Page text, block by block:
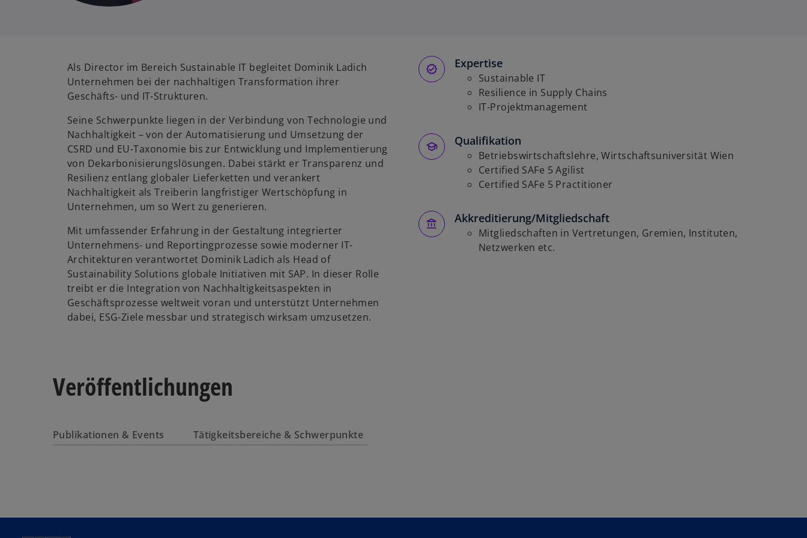
n
e
e
r
n
e
u
e
e
g
i
s
t
e
r
ö
Als Director im Bereich Sustainable IT begleitet Dominik Ladich
Unternehmen bei der nachhaltigen Transformation ihrer
Geschäfts- und IT-Strukturen.
Seine Schwerpunkte liegen in der Verbindung von Technologie und
Nachhaltigkeit – von der Automatisierung und Umsetzung der
CSRD und EU-Taxonomie bis zur Entwicklung und Implementierung
von Dekarbonisierungslösungen. Dabei stärkt er Transparenz und
Resilienz entlang globaler Lieferketten und verankert
Nachhaltigkeit als Treiberin langfristiger Wertschöpfung in
Unternehmen, um so Wert zu generieren.
Mit umfassender Erfahrung in der Gestaltung integrierter
Unternehmens- und Reportingprozesse sowie moderner IT-
Architekturen verantwortet Dominik Ladich als Head of
Sustainability Solutions globale Initiativen mit SAP. In dieser Rolle
treibt er die Integration von Nachhaltigkeitsaspekten in
Geschäftsprozesse weltweit voran und unterstützt Unternehmen
dabei, ESG-Ziele messbar und strategisch wirksam umzusetzen.
Expertise
Sustainable IT
Resilience in Supply Chains
IT-Projektmanagement
Qualifikation
Betriebswirtschaftslehre, Wirtschaftsuniversität Wien
Certified SAFe 5 Agilist
Certified SAFe 5 Practitioner
Akkreditierung/Mitgliedschaft
Mitgliedschaften in Vertretungen, Gremien, Instituten,
Netzwerken etc.
Veröffentlichungen
Publikationen & Events Tätigkeitsbereiche & Schwerpunkte